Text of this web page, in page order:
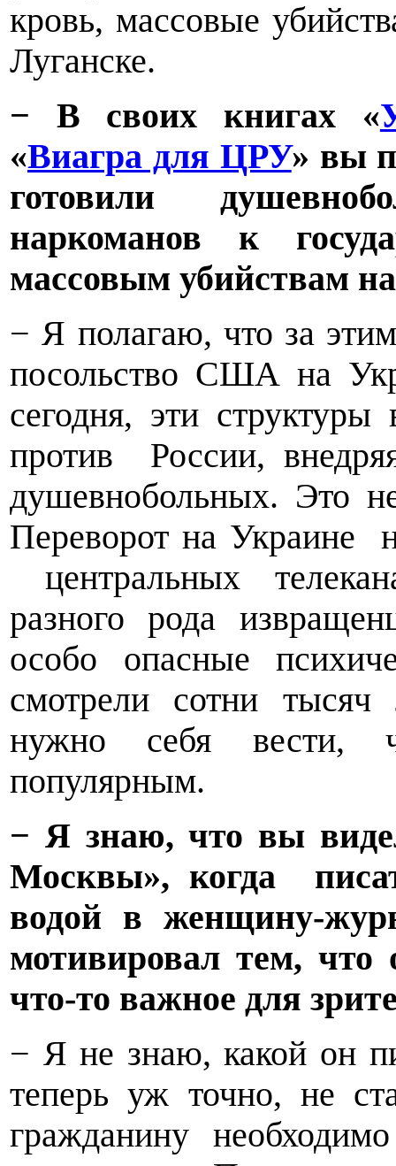
кровь, массовые
Луганске.
− В своих книгах «
«Виагра для ЦРУ» вы
готовили
наркоманов к
массовым убийствам
− Я полагаю, что за
посольство США на
сегодня, эти структуры
против
России,
душевнобольных. Это
Переворот на Украине
центральных
разного рода
особо опасные
смотрели сотни
нужно себя вести,
популярным.
− Я знаю, что вы
Москвы», когда
водой в женщину-
мотивировал тем,
что-то важное для
− Я не знаю, какой он
теперь уж точно, не
гражданину